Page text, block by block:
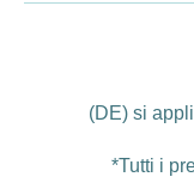
(DE) si
*Tutti i